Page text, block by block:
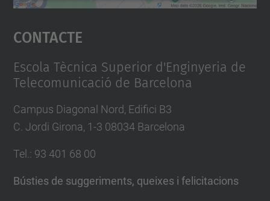
Accepta
powered by
Contacte
Escola Tècnica Superior d'Enginyeria de
Telecomunicació de Barcelona
Campus Diagonal Nord, Edifici B3
C. Jordi Girona, 1-3 08034 Barcelona
Tel. : 93 401 68 00
Bústies de suggeriments, queixes i felicitacions